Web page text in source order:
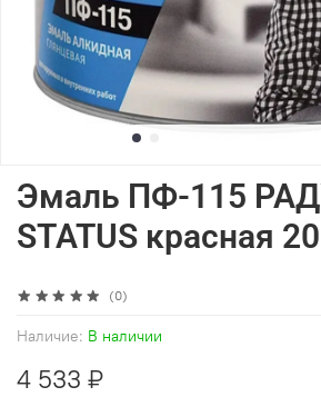
(0)
Наличие: В наличии
Эмаль ПФ-115
STATUS красная
4 533 ₽